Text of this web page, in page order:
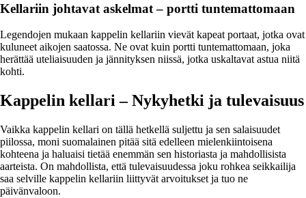
Kellariin johtavat askelmat – portti tuntemattomaan
Legendojen mukaan kappelin kellariin vievät kapeat portaat, jotka ovat
kuluneet aikojen saatossa. Ne ovat kuin portti tuntemattomaan, joka
herättää uteliaisuuden ja jännityksen niissä, jotka uskaltavat astua niitä
kohti.
Kappelin kellari – Nykyhetki ja tulevaisuus
Vaikka kappelin kellari on tällä hetkellä suljettu ja sen salaisuudet
piilossa, moni suomalainen pitää sitä edelleen mielenkiintoisena
kohteena ja haluaisi tietää enemmän sen historiasta ja mahdollisista
aarteista. On mahdollista, että tulevaisuudessa joku rohkea seikkailija
saa selville kappelin kellariin liittyvät arvoitukset ja tuo ne
päivänvaloon.